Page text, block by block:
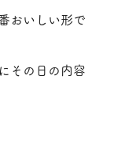
おいしい形で
その日の内容